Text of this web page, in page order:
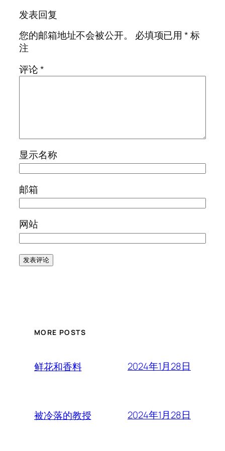
发表回复
您的邮箱地址不会被公开。
必填项已用*标
注
评论*
显示名称
邮箱
网站
MORE POSTS
鲜花和香料 2024年1月28日
被冷落的教授 2024年1月28日